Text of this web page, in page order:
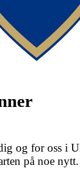
og for oss i
på noe nytt.